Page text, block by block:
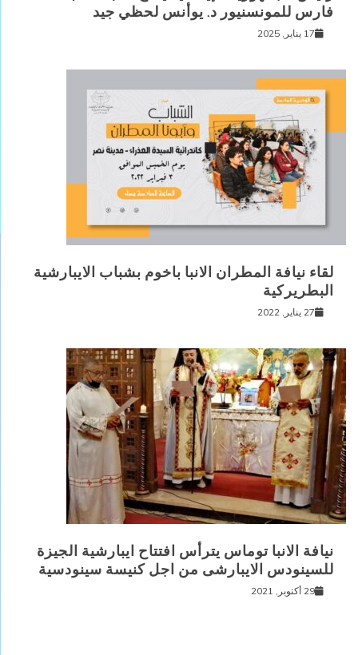
فارس للمونسنيور د. يوأنس لحظي جيد
17 يناير, 2025
لقاء نيافة المطران الانبا باخوم بشباب الايبارشية
البطريركية
27 يناير, 2022
نيافة الانبا توماس يترأس افتتاح ايبارشية الجيزة
للسينودس الايبارشى من اجل كنيسة سينودسية
29 أكتوبر, 2021